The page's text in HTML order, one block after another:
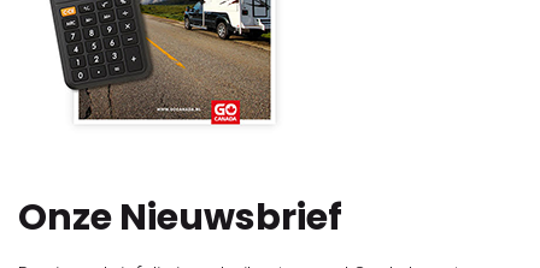
Onze Nieuwsbrief